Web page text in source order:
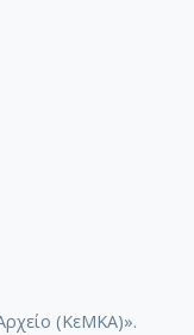
(ΚεΜΚΑ)».